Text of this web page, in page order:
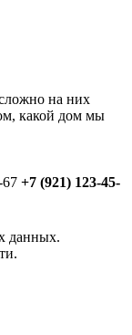
на них
какой дом мы
67 +7 (921) 123-45-
данных.